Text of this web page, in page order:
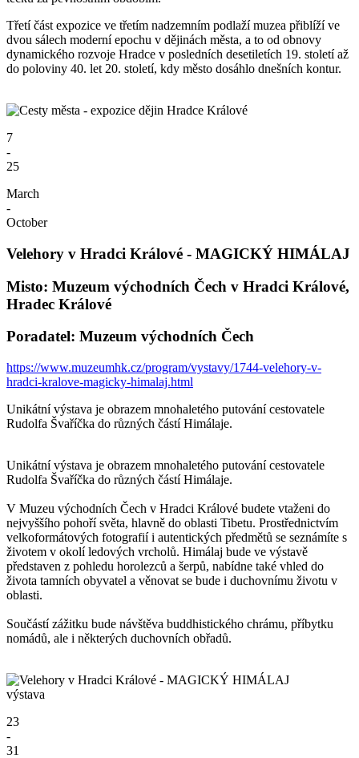
Třetí část expozice ve třetím nadzemním podlaží muzea přiblíží ve
dvou sálech moderní epochu v dějinách města, a to od obnovy
dynamického rozvoje Hradce v posledních desetiletích 19. století až
do poloviny 40. let 20. století, kdy město dosáhlo dnešních kontur.
7
-
25
March
-
October
Velehory v Hradci Králové - MAGICKÝ HIMÁLAJ
Misto: Muzeum východních Čech v Hradci Králové,
Hradec Králové
Poradatel: Muzeum východních Čech
https://www.muzeumhk.cz/program/vystavy/1744-velehory-v-
hradci-kralove-magicky-himalaj.html
Unikátní výstava je obrazem mnohaletého putování cestovatele
Rudolfa Švaříčka do různých částí Himálaje.
Unikátní výstava je obrazem mnohaletého putování cestovatele
Rudolfa Švaříčka do různých částí Himálaje.
V Muzeu východních Čech v Hradci Králové budete vtaženi do
nejvyššího pohoří světa, hlavně do oblasti Tibetu. Prostřednictvím
velkoformátových fotografií i autentických předmětů se seznámíte s
životem v okolí ledových vrcholů. Himálaj bude ve výstavě
představen z pohledu horolezců a šerpů, nabídne také vhled do
života tamních obyvatel a věnovat se bude i duchovnímu životu v
oblasti.
Součástí zážitku bude návštěva buddhistického chrámu, příbytku
nomádů, ale i některých duchovních obřadů.
výstava
23
-
31